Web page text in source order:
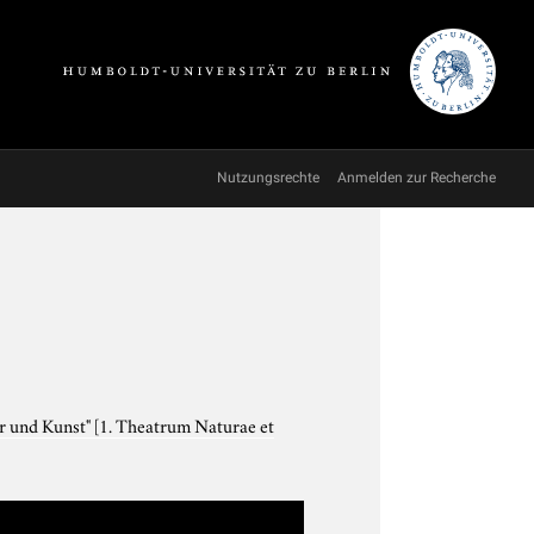
Nutzungsrechte Anmelden zur Recherche
und Kunst"[1. Theatrum Naturae et